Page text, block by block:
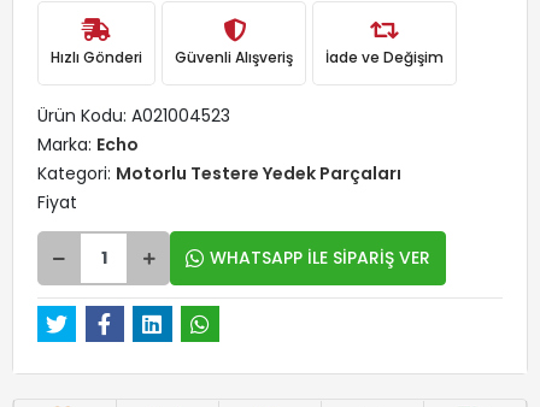
Hızlı Gönderi Güvenli Alışveriş İade ve Değişim
Ürün Kodu: A021004523
Marka: Echo
Kategori: Motorlu Testere Yedek Parçaları
Fiyat
WHATSAPP İLE SİPARİŞ VER